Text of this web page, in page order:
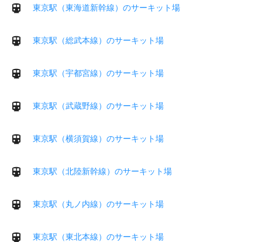
東京駅（東海道新幹線）のサーキット場
東京駅（総武本線）のサーキット場
東京駅（宇都宮線）のサーキット場
東京駅（武蔵野線）のサーキット場
東京駅（横須賀線）のサーキット場
東京駅（北陸新幹線）のサーキット場
東京駅（丸ノ内線）のサーキット場
東京駅（東北本線）のサーキット場